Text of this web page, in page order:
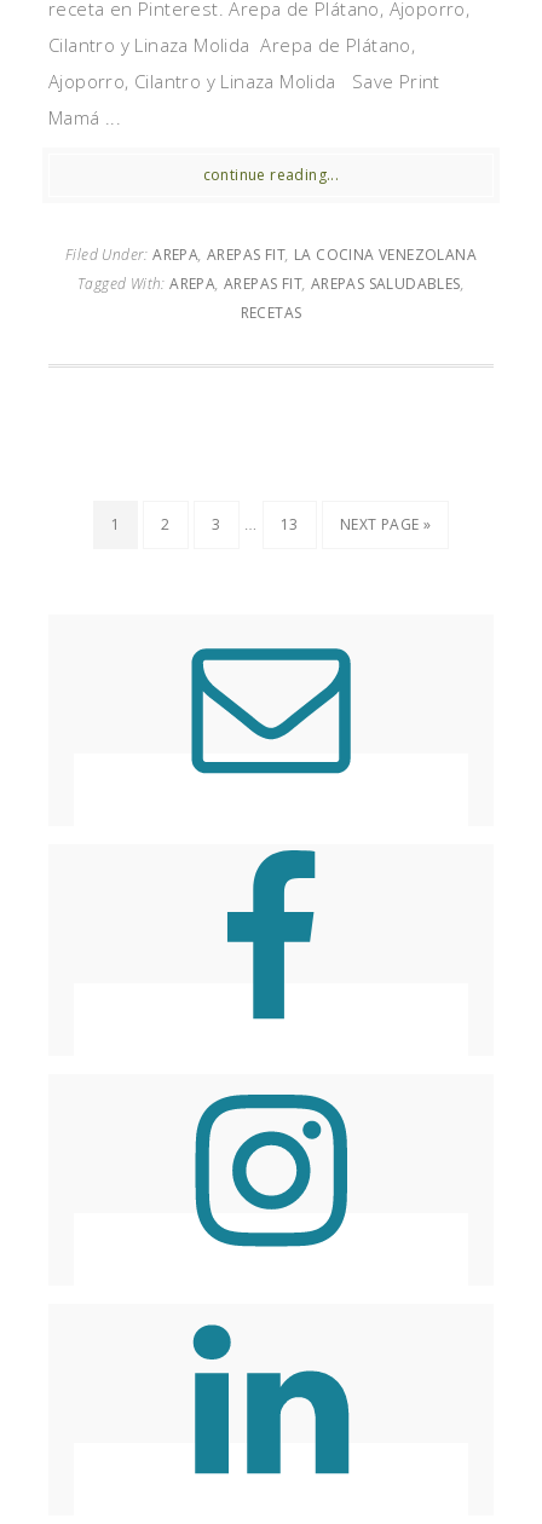
receta en Pinterest. Arepa de Plátano, Ajoporro,
Cilantro y Linaza Molida Arepa de Plátano,
Ajoporro, Cilantro y Linaza Molida Save Print
Mamá ...
continue reading...
Filed Under:AREPA,AREPAS FIT, LA COCINA VENEZOLANA
Tagged With:AREPA, AREPAS FIT, AREPAS SALUDABLES,
RECETAS
1 2 3 13 NEXT PAGE »